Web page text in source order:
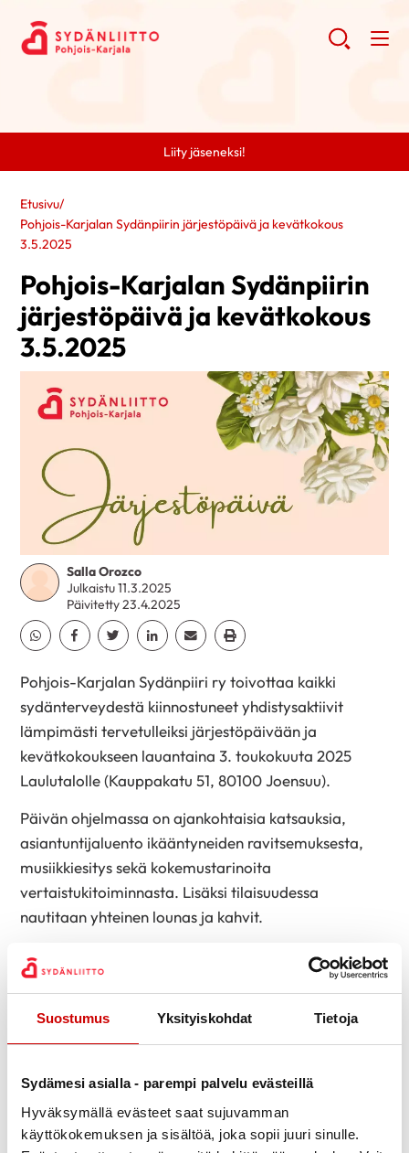
Suostumus Yksityiskohdat Tietoja
Sydämesi asialla - parempi palvelu evästeillä
Hyväksymällä evästeet saat sujuvamman
käyttökokemuksen ja sisältöä, joka sopii juuri sinulle.
Liity jäseneksi!
Etusivu/
Pohjois-Karjalan Sydänpiirin järjestöpäivä ja kevätkokous
3.5.2025
Pohjois-Karjalan Sydänpiirin
järjestöpäivä ja kevätkokous
3.5.2025
Salla Orozco
Julkaistu 11.3.2025
Päivitetty 23.4.2025
Jaa Whatsapp
Jaa Facebook
Jaa TwitterJaa Linkedin
Jaa EmailJaa Print
Pohjois-Karjalan Sydänpiiri ry toivottaa kaikki
sydänterveydestä kiinnostuneet yhdistysaktiivit
lämpimästi tervetulleiksi järjestöpäivään ja
kevätkokoukseen lauantaina 3. toukokuuta 2025
Laulutalolle (Kauppakatu 51, 80100 Joensuu).
Päivän ohjelmassa on ajankohtaisia katsauksia,
asiantuntijaluento ikääntyneiden ravitsemuksesta,
musiikkiesitys sekä kokemustarinoita
vertaistukitoiminnasta. Lisäksi tilaisuudessa
nautitaan yhteinen lounas ja kahvit.
Tapahtuma huipentuu Sydänpiirin sääntömääräiseen
kevätkokoukseen klo 14:30.
ILMOITTAUDU MUKAAN TÄMÄN
MENNESSÄ!
Päivän tarkempi aikataulu: